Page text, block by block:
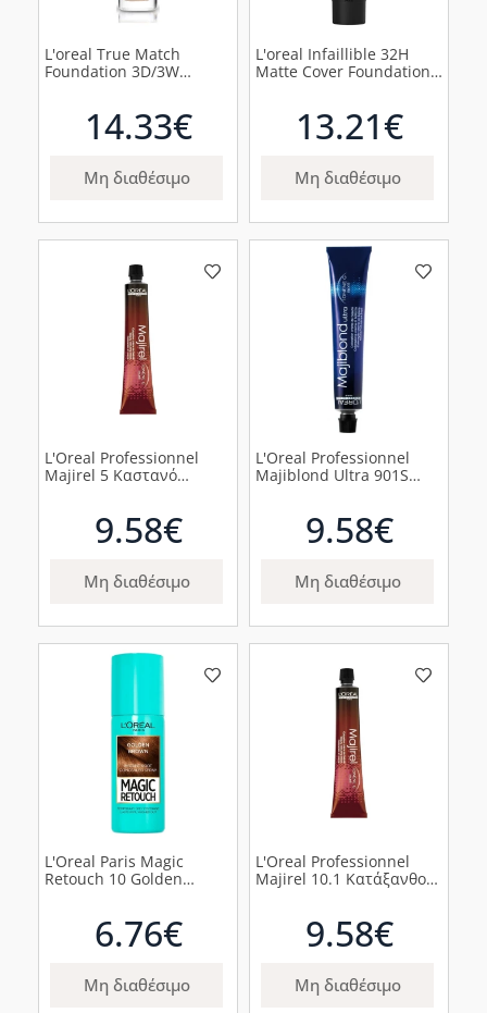
L'oreal True Match
Foundation 3D/3W
14.33€
Μη διαθέσιμο
L'oreal Infaillible 32H
Matte Cover Foundation
13.21€
Μη διαθέσιμο
L'Oreal Professionnel
Majirel 5 Καστανό
9.58€
Μη διαθέσιμο
L'Oreal Professionnel
Majiblond Ultra 901S
9.58€
Μη διαθέσιμο
L'Oreal Paris Magic
Retouch 10 Golden
6.76€
Μη διαθέσιμο
L'Oreal Professionnel
Majirel 10.1 Κατάξανθο
9.58€
Μη διαθέσιμο